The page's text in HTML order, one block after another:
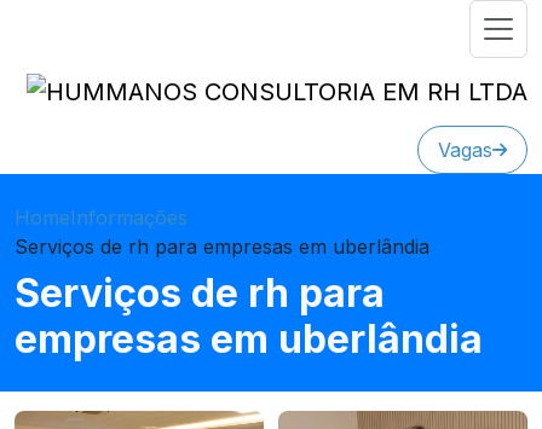
Vagas
HomeInformações
Serviços de rh para empresas em uberlândia
Serviços de rh para
empresas em uberlândia